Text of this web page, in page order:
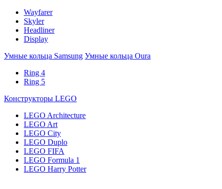
Wayfarer
Skyler
Headliner
Display
Умные кольца Samsung Умные кольца Oura
Ring 4
Ring 5
Конструкторы LEGO
LEGO Architecture
LEGO Art
LEGO City
LEGO Duplo
LEGO FIFA
LEGO Formula 1
LEGO Harry Potter